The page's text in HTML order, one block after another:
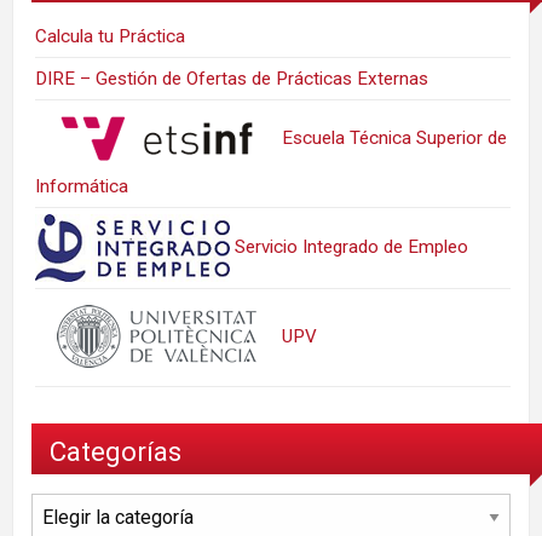
Calcula tu Práctica
DIRE – Gestión de Ofertas de Prácticas Externas
Escuela Técnica Superior de
Informática
Servicio Integrado de Empleo
UPV
Categorías
Categorías